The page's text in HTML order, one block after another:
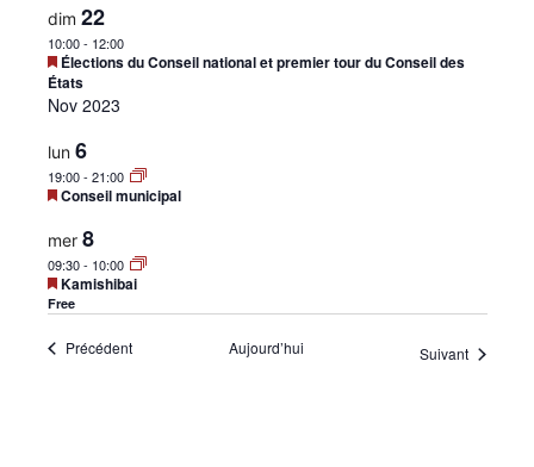
dim 22
10:00- 12:00
Mis
en
avant
Élections du Conseil national et premier tour du Conseil des
États
Nov 2023
lun 6
19:00- 21:00
Mis
avant
Conseil municipal
mer 8
09:30- 10:00
Mis
en
avant
Kamishibai
Free
PrécédentÉvènements Aujourd’hui Suivant